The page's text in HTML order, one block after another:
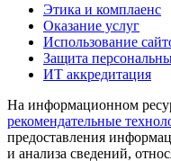
Этика и комплаенс
Оказание услуг
Использование
Защита
ИТ аккредитация
На информационном
рекомендательные
предоставления
и анализа сведений,